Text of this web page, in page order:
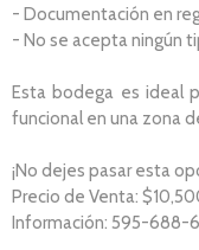
- Documentación en
- No se acepta ningún
Esta bodega es ideal
funcional en una zona
¡No dejes pasar esta
Precio de Venta:
Información: 595-688-